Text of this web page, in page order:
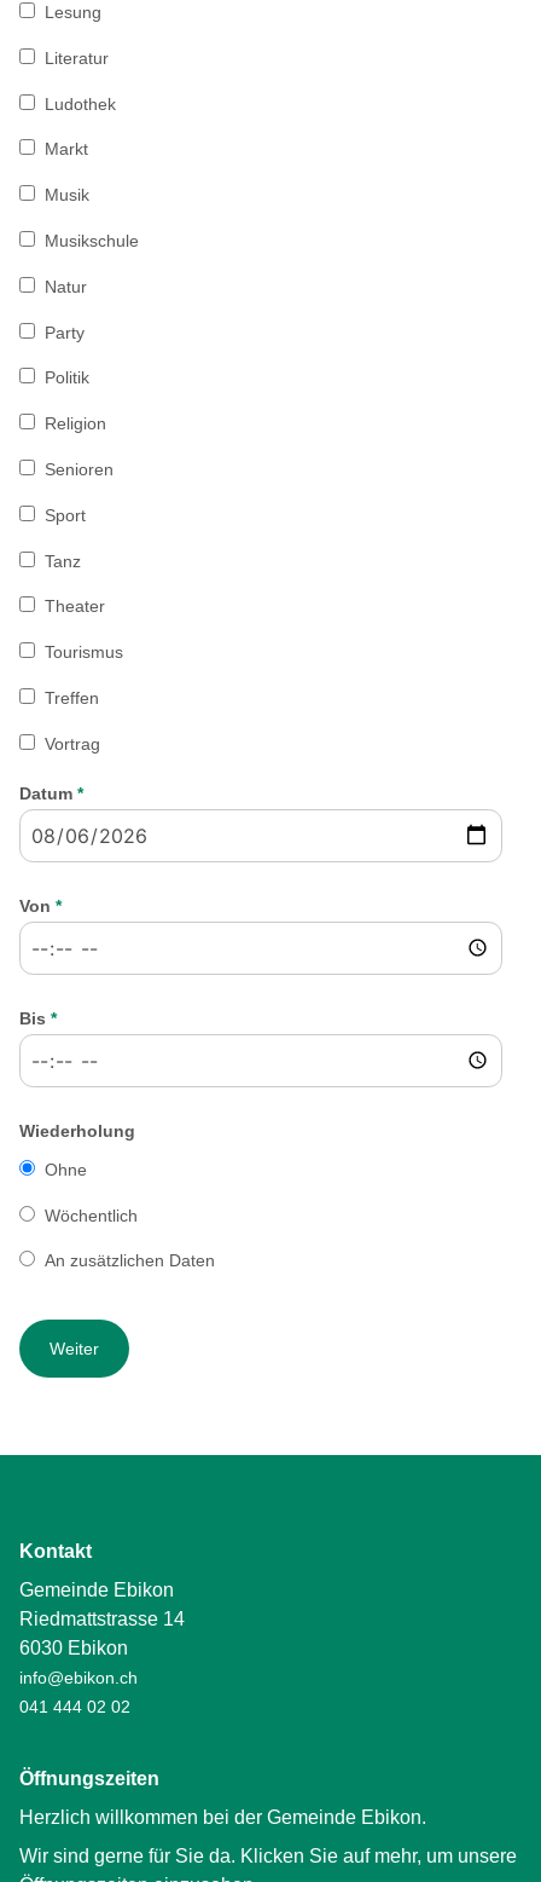
Lesung
Literatur
Ludothek
Markt
Musik
Musikschule
Natur
Party
Politik
Religion
Senioren
Sport
Tanz
Theater
Tourismus
Treffen
Vortrag
Datum *
Von *
Bis *
Wiederholung
Ohne
Wöchentlich
An zusätzlichen Daten
Kontakt
Gemeinde Ebikon
Riedmattstrasse 14
6030 Ebikon
info@ebikon.ch
041 444 02 02
Öffnungszeiten
Herzlich willkommen bei der Gemeinde Ebikon.
Wir sind gerne für Sie da. Klicken Sie auf mehr, um unsere